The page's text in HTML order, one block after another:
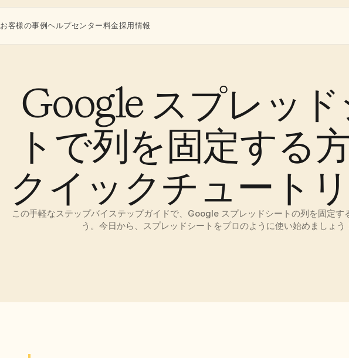
Google スプレッ
トで列を固定する
クイックチュート
この手軽なステップバイステップガイドで、Google スプレッドシートの列を固定す
う。今日から、スプレッドシートをプロのように使い始めましょう
お客様の事例ヘルプセンター料金採用情報